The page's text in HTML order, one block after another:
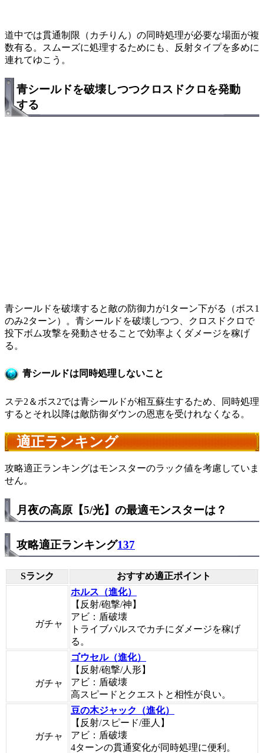
道中では貫通制限（カチりん）の同時処理が必要な場面が複
数有る。スムーズに処理するためにも、反射タイプを多めに
連れてゆこう。
青シールドを破壊しつつクロスドクロを発動
する
青シールドを破壊すると敵の防御力が1ターン下がる（ボス1
のみ2ターン）。青シールドを破壊しつつ、クロスドクロで
投下ボム攻撃を発動させることで効率よくダメージを稼げ
る。
青シールドは同時処理しないこと
ステ2＆ボス2では青シールドが相互蘇生するため、同時処理
するとそれ以降は敵防御ダウンの恩恵を受けれなくなる。
適正ランキング
攻略適正ランキングはモンスターのラック値を考慮していま
せん。
月夜の高原【5/光】の最適モンスターは？
攻略適正ランキング137
Sランク おすすめ適正ポイント
ガチャ
ホルス（進化）
【反射/砲撃/神】
アビ：盾破壊
トライブパルスでカチにダメージを稼げ
る。
ガチャ
ゴウセル（進化）
【反射/砲撃/人形】
アビ：盾破壊
高スピードとクエストと相性が良い。
ガチャ
豆の木ジャック（進化）
【反射/スピード/亜人】
アビ：盾破壊
4ターンの貫通変化が同時処理に便利。